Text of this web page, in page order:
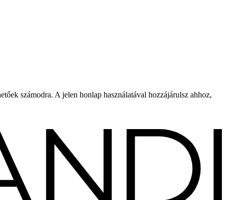
számodra. A jelen honlap használatával hozzájárulsz ahhoz,